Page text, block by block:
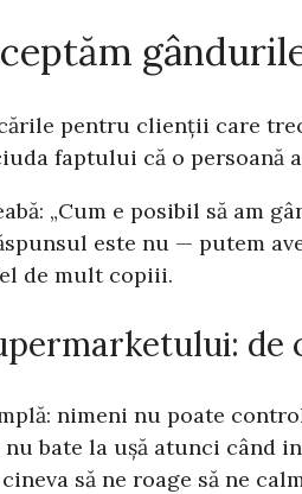
pentru clienții care
faptului că o persoană
„Cum e posibil să am
este nu — putem
de mult copiii.
de
nimeni nu poate
bate la ușă atunci când
să ne roage să ne